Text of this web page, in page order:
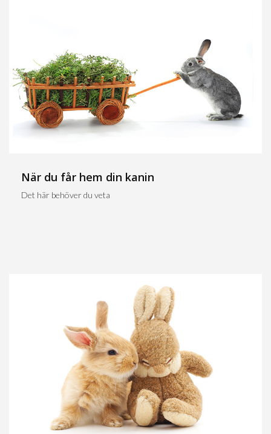
När du får hem din kanin
Det här behöver du veta